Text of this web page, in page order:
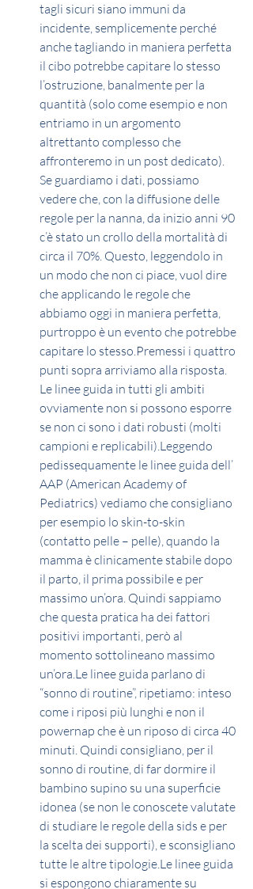
tagli sicuri siano immuni da
incidente, semplicemente perché
anche tagliando in maniera perfetta
il cibo potrebbe capitare lo stesso
l’ostruzione, banalmente per la
quantità (solo come esempio e non
entriamo in un argomento
altrettanto complesso che
affronteremo in un post dedicato).
Se guardiamo i dati, possiamo
vedere che, con la diffusione delle
regole per la nanna, da inizio anni 90
c’è stato un crollo della mortalità di
circa il 70%. Questo, leggendolo in
un modo che non ci piace, vuol dire
che applicando le regole che
abbiamo oggi in maniera perfetta,
purtroppo è un evento che potrebbe
capitare lo stesso.Premessi i quattro
punti sopra arriviamo alla risposta.
Le linee guida in tutti gli ambiti
ovviamente non si possono esporre
se non ci sono i dati robusti (molti
campioni e replicabili).Leggendo
pedissequamente le linee guida dell’
AAP (American Academy of
Pediatrics) vediamo che consigliano
per esempio lo skin-to-skin
(contatto pelle – pelle), quando la
mamma è clinicamente stabile dopo
il parto, il prima possibile e per
massimo un’ora. Quindi sappiamo
che questa pratica ha dei fattori
positivi importanti, però al
momento sottolineano massimo
un’ora.Le linee guida parlano di
“sonno di routine”, ripetiamo: inteso
come i riposi più lunghi e non il
powernap che è un riposo di circa 40
minuti. Quindi consigliano, per il
sonno di routine, di far dormire il
bambino supino su una superficie
idonea (se non le conoscete valutate
di studiare le regole della sids e per
la scelta dei supporti), e sconsigliano
tutte le altre tipologie.Le linee guida
si espongono chiaramente su